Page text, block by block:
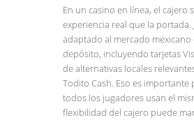
En un casino en línea, el cajero
experiencia real que la portada.
adaptado al mercado
depósito, incluyendo tarjetas
de alternativas locales
Todito Cash. Eso es
todos los jugadores usan el
flexibilidad del cajero puede